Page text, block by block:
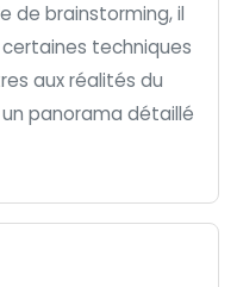
de brainstorming, il
techniques
aux réalités du
panorama détaillé